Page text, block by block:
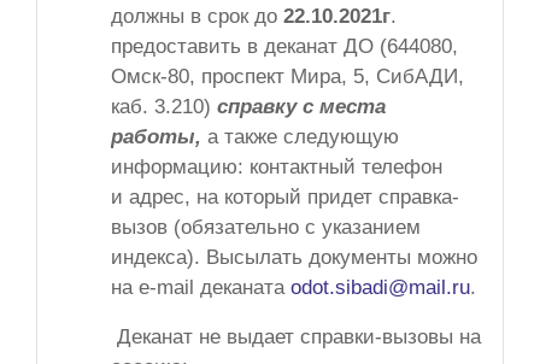
должны в срок до 22.10.2021г.
предоставить в деканат ДО (644080,
Омск-80, проспект Мира, 5, СибАДИ,
каб. 3.210) справку с места
работы, а также следующую
информацию: контактный телефон
и адрес, на который придет справка-
вызов (обязательно с указанием
индекса). Высылать документы можно
на e-mail деканата odot.sibadi@mail.ru.
Деканат не выдает справки-вызовы на